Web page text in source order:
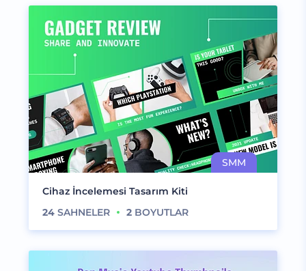
Cihaz İncelemesi Tasarım Kiti
24 SAHNELER 2 BOYUTLAR